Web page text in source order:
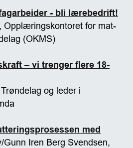
- bli lærebedrift!
Opplæringskontoret for mat-
(OKMS)
– vi trenger flere 18-
og leder i
med
Gunn Iren Berg Svendsen,